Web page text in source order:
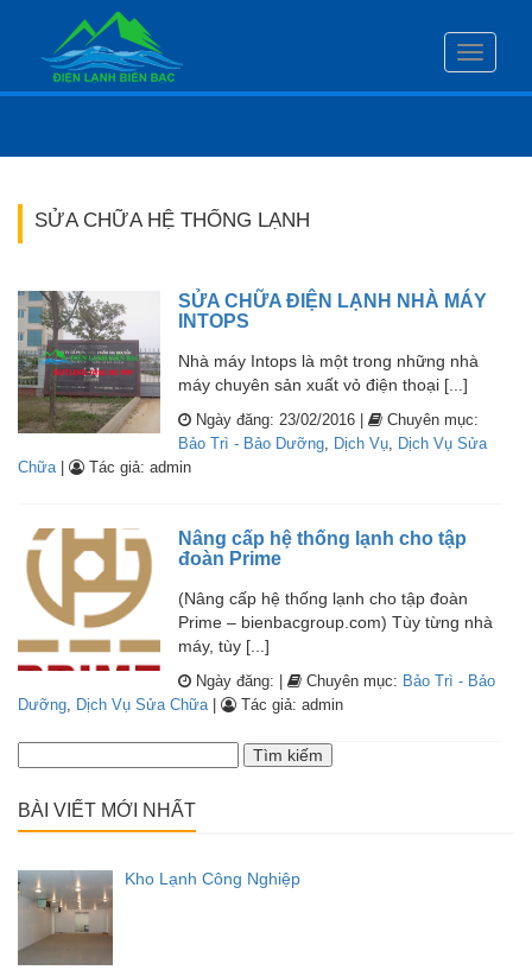
Toggle
SỬA CHỮA HỆ THỐNG LẠNH
SỬA CHỮA ĐIỆN LẠNH NHÀ MÁY
INTOPS
Nhà máy Intops là một trong những nhà
máy chuyên sản xuất vỏ điện thoại [...]
Ngày đăng: 23/02/2016 |
Chuyên mục:
Bảo Trì - Bảo Dưỡng, Dịch Vụ, Dịch Vụ Sửa
Chữa| Tác giả: admin
Nâng cấp hệ thống lạnh cho tập
đoàn Prime
(Nâng cấp hệ thống lạnh cho tập đoàn
Prime – bienbacgroup.com) Tùy từng nhà
máy, tùy [...]
Ngày đăng: | Chuyên mục: Bảo Trì - Bảo
Dưỡng, Dịch Vụ Sửa Chữa| Tác giả: admin
kiếm
BÀI VIẾT MỚI NHẤT
Kho Lạnh Công Nghiệp